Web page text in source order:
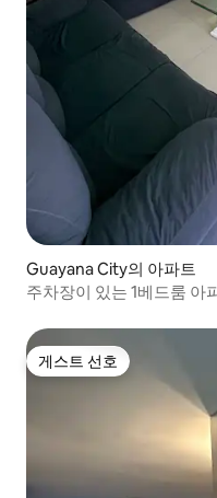
Guayana City의 아파트
주차장이 있는 1베드룸 아
게스트 선호
게스트 선호